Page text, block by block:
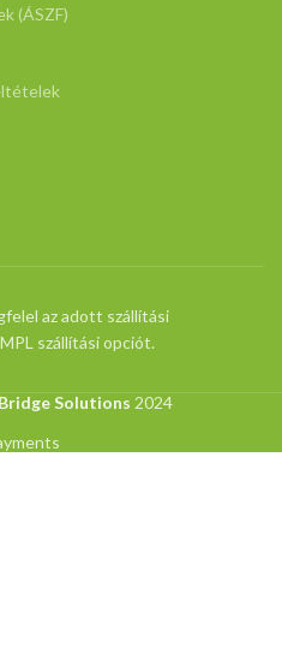
(ÁSZF)
az adott szállítási
szállítási opciót.
Solutions 2024